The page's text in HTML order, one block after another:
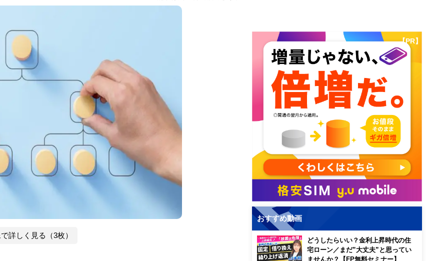
詳しく見る（3枚）
【PR】
おすすめ動画
どうしたらいい？金利上昇時代の住
宅ローン／まだ”大丈夫”と思ってい
ませんか？【FP無料セミナー】